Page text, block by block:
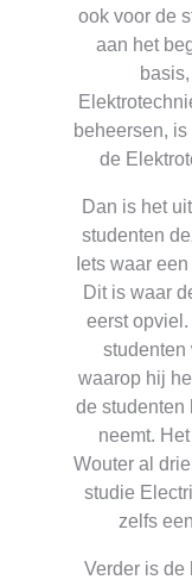
ook voor de
aan het
beheersen,
de
Dan is het
studenten
Iets waar
Dit is waar
eerst
studenten
waarop hij
de studenten
neemt.
Wouter al
studie
zelfs
Verder is de